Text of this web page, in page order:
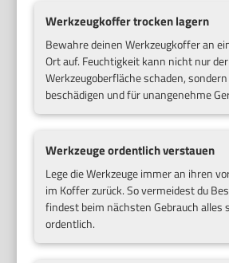
Werkzeugkoffer trocken lagern
Bewahre deinen Werkzeugkoffer an
Ort auf. Feuchtigkeit kann nicht nur der
Werkzeugoberfläche schaden,
beschädigen und für unangenehme
Werkzeuge ordentlich verstauen
Lege die Werkzeuge immer an ihren
im Koffer zurück. So vermeidest du
findest beim nächsten Gebrauch alles
ordentlich.